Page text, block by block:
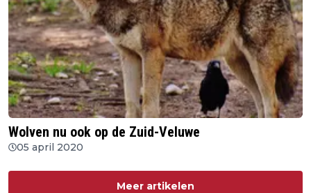
Wolven nu ook op de Zuid-Veluwe
05 april 2020
Meer artikelen